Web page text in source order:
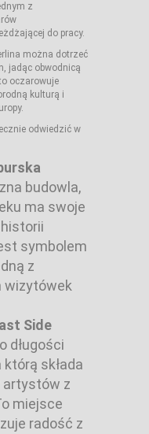
z
do pracy.
można dotrzeć
jadąc obwodnicą
oczarowuje
kulturą i
odwiedzić w
budowla,
ma swoje
symbolem
z
wizytówek
Side
długości
składa
artystów z
miejsce
radość z